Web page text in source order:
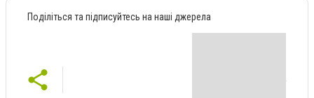
Поділіться та підписуйтесь на наші джерела